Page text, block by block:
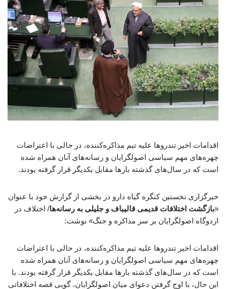
اقدامات اخیر تندروها علیه تیم مذاکره‌کننده، در حالی با اعتراضات
چهره‌های مهم سیاسی اصولگرایان و رسانه‌های آنان همراه شده
است که در سال‌های گذشته بارها مقابل یکدیگر قرار گرفته بودند.
خبرگزاری نخستین کنگره گیاه دارو در بخشی از گزارش خود با عنوان
«بازگشت اختلافات قدیمی قالیباف و جلیلی به رسانه‌ها/ اختلاف در
اردوگاه اصولگرایان بر سر مذاکره و جنگ» نوشت:
اقدامات اخیر تندروها علیه تیم مذاکره‌کننده، در حالی با اعتراضات
چهره‌های مهم سیاسی اصولگرایان و رسانه‌های آنان همراه شده
است که در سال‌های گذشته بارها مقابل یکدیگر قرار گرفته بودند. با
این حال، با اوج گرفتن دعوای میان اصولگرایان، گویی قصه اختلافاتی